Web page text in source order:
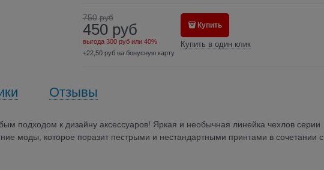
750 руб
450 руб
выгода 300 рубили 40%
+22,50 руб на бонусную карту
Купить
Купить в один клик
Отзывы
подходом к дизайну аксессуаров! Яркая и необычная линейка чехлов серии
моды, которое поразит пестрыми и нестандартными принтами в сочетании с